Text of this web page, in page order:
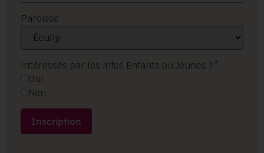
Paroisse
Intéressés par les infos Enfants ou Jeunes ?*
Oui
Non